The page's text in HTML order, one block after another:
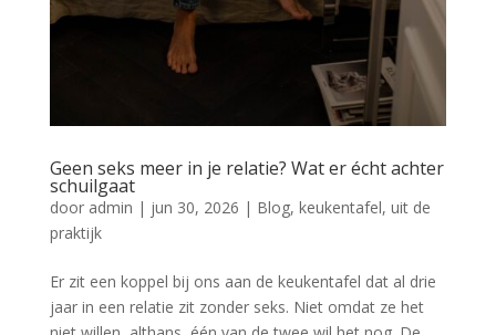
Geen seks meer in je relatie? Wat er écht achter
schuilgaat
door admin | jun 30, 2026 | Blog, keukentafel, uit de
praktijk
Er zit een koppel bij ons aan de keukentafel dat al drie
jaar in een relatie zit zonder seks. Niet omdat ze het